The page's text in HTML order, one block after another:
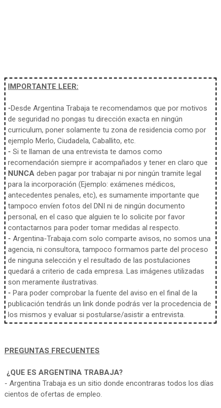
IMPORTANTE LEER:
-Desde Argentina Trabaja te recomendamos que por motivos
de seguridad no pongas tu dirección exacta en ningún
curriculum, poner solamente tu zona de residencia como por
ejemplo Merlo, Ciudadela, Caballito, etc.
- Si te llaman de una entrevista te damos como
recomendación siempre ir acompañados y tener en claro que
NUNCAdeben pagar por trabajar ni por ningún tramite legal
para la incorporación (Ejemplo: exámenes médicos,
antecedentes penales, etc), es sumamente importante que
tampoco envíen fotos del DNI ni de ningún documento
personal, en el caso que alguien te lo solicite por favor
contactarnos para poder tomar medidas al respecto.
- Argentina-Trabaja.com solo comparte avisos, no somos una
agencia, ni consultora, tampoco formamos parte del proceso
de ninguna selección y el resultado de las postulaciones
quedará a criterio de cada empresa. Las imágenes utilizadas
son meramente ilustrativas.
- Para poder comprobar la fuente del aviso en el final de la
publicación tendrás un link donde podrás ver la procedencia de
los mismos y evaluar si postularse/asistir a entrevista.
PREGUNTAS FRECUENTES
¿QUE ES ARGENTINA TRABAJA?
- Argentina Trabaja es un sitio donde encontraras todos los días
cientos de ofertas de empleo.